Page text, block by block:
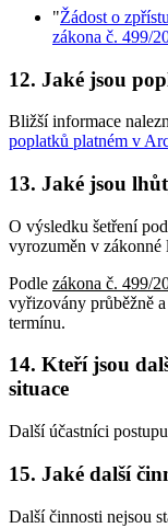
"Žádost o
zákona č. 499/
12. Jaké jsou
Bližší informace
poplatků platném v
13. Jaké jsou
O výsledku šetření
vyrozuměn v zákonné
Podle zákona č. 499/
vyřizovány průběžně
termínu.
14. Kteří jsou
situace
Další účastníci
15. Jaké další
Další činnosti nejsou